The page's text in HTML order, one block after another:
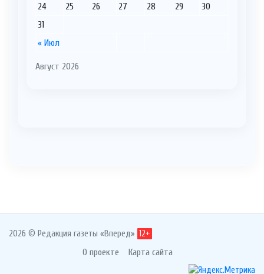
Август 2026
« Июл
24
25 26 27 28 29
30
31
2026 © Редакция газеты «Вперед» 12+
О проекте Карта сайта